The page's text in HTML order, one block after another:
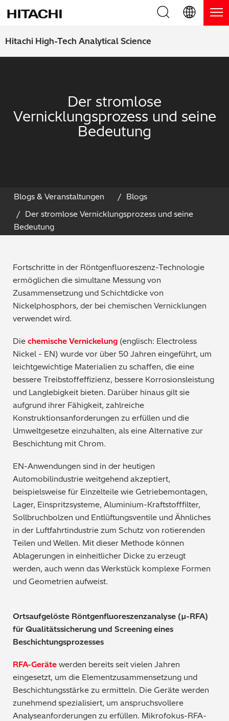
Hitachi High-Tech Analytical Science
Produkte
RFA Tischgeräte
Handgeräte zur Schichtdickenmessung
Thermische Analysegeräte
Anwendungsbereiche
Metallproduktion / Gießereien
Sicherheitsprüfung (PMI)
Schrottsortierung / Recycling
Maschinenbau
Metallveredelung / -galvanisierung / beschichtung
Elektronik
Edelmetalle / Schmuck
Umweltanalyse
Bergbau / Mineralien
Petrochemie / Kraftstoffe
Regulatorische Anforderungen
Polymere / Kunststoffe
Archäometrie
Blog
Webinare
Produkt-Demo
Downloads
Produkt Service
FAQs
English (EN)
日本語 (JP)
Der stromlose
Vernicklungsprozess und seine
Bedeutung
Blogs & Veranstaltungen
Blogs
Der stromlose Vernicklungsprozess und seine
Bedeutung
Fortschritte in der Röntgenfluoreszenz-Technologie
ermöglichen die simultane Messung von
Zusammensetzung und Schichtdicke von
Nickelphosphors, der bei chemischen Vernicklungen
verwendet wird.
Die chemische Vernickelung (englisch: Electroless
Nickel - EN) wurde vor über 50 Jahren eingeführt, um
leichtgewichtige Materialien zu schaffen, die eine
bessere Treibstoffeffizienz, bessere Korrosionsleistung
und Langlebigkeit bieten. Darüber hinaus gilt sie
aufgrund ihrer Fähigkeit, zahlreiche
Konstruktionsanforderungen zu erfüllen und die
Umweltgesetze einzuhalten, als eine Alternative zur
Beschichtung mit Chrom.
EN-Anwendungen sind in der heutigen
Automobilindustrie weitgehend akzeptiert,
beispielsweise für Einzelteile wie Getriebemontagen,
Lager, Einspritzsysteme, Aluminium-Kraftstofffilter,
Sollbruchbolzen und Entlüftungsventile und Ähnliches
in der Luftfahrtindustrie zum Schutz von rotierenden
Teilen und Wellen. Mit dieser Methode können
Ablagerungen in einheitlicher Dicke zu erzeugt
werden, auch wenn das Werkstück komplexe Formen
und Geometrien aufweist.
Ortsaufgelöste Röntgenfluoreszenzanalyse (µ-RFA)
für Qualitätssicherung und Screening eines
Beschichtungsprozesses
RFA-Geräte werden bereits seit vielen Jahren
eingesetzt, um die Elementzusammensetzung und
Beschichtungsstärke zu ermitteln. Die Geräte werden
zunehmend spezialisiert, um anspruchsvollere
Analyseanforderungen zu erfüllen. Mikrofokus-RFA-